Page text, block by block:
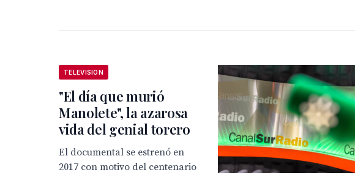
TELEVISION
"El día que murió
Manolete", la azarosa
vida del genial torero
El documental se estrenó en
2017 con motivo del centenario